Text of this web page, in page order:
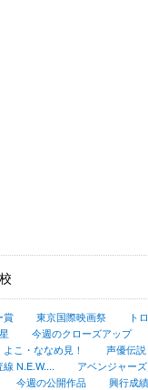
賞 東京国際映画祭 ト
今週のクローズアップ
こ・ななめ見！
声優伝説
N.E.W.... アベンジャー
今週の公開作品 興行成